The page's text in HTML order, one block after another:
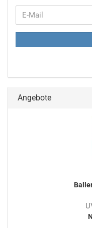
WEITER
ZUR
NEWSLETTER-
E-
Mail
Angebote